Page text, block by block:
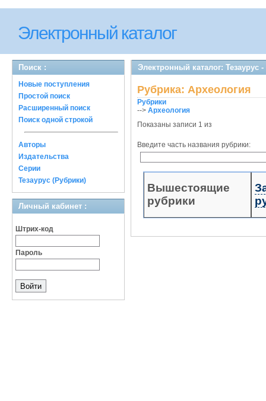
Электронный каталог
Поиск :
Новые поступления
Простой поиск
Расширенный поиск
Поиск одной строкой
Авторы
Издательства
Серии
Тезаурус (Рубрики)
Личный кабинет :
Штрих-код
Пароль
Электронный каталог: Тезаурус
Рубрика: Археология
Рубрики
--> Археология
Показаны записи 1 из
Введите часть названия рубрики:
Вышестоящие
рубрики